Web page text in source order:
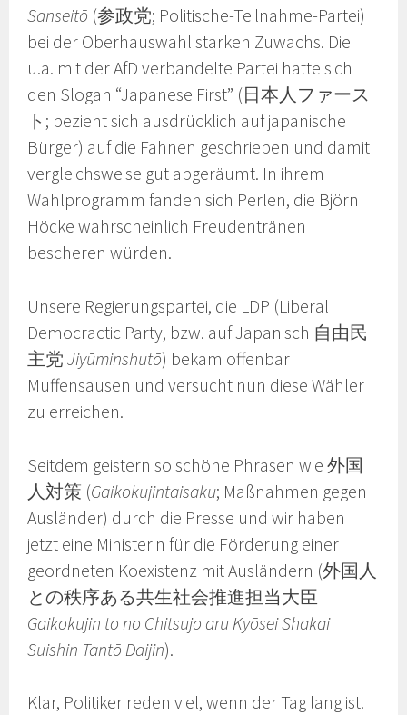
Sanseitō (参政党; Politische-Teilnahme-Partei)
bei der Oberhauswahl starken Zuwachs. Die
u.a. mit der AfD verbandelte Partei hatte sich
den Slogan “Japanese First” (日本人ファース
ト; bezieht sich ausdrücklich auf japanische
Bürger) auf die Fahnen geschrieben und damit
vergleichsweise gut abgeräumt. In ihrem
Wahlprogramm fanden sich Perlen, die Björn
Höcke wahrscheinlich Freudentränen
bescheren würden.
Unsere Regierungspartei, die LDP (Liberal
Democractic Party, bzw. auf Japanisch 自由民
主党Jiyūminshutō) bekam offenbar
Muffensausen und versucht nun diese Wähler
zu erreichen.
Seitdem geistern so schöne Phrasen wie 外国
人対策 (Gaikokujintaisaku; Maßnahmen gegen
Ausländer) durch die Presse und wir haben
jetzt eine Ministerin für die Förderung einer
geordneten Koexistenz mit Ausländern (外国人
との秩序ある共生社会推進担当大臣
Gaikokujin to no Chitsujo aru Kyōsei Shakai
Suishin Tantō Daijin).
Klar, Politiker reden viel, wenn der Tag lang ist.